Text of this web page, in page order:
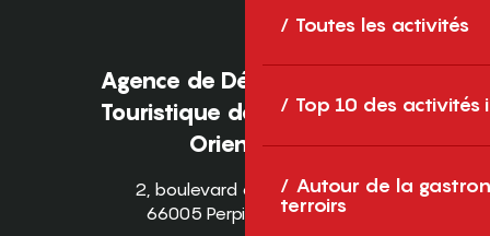
Toutes les activités
Top 10 des activités
Autour de la
terroirs
Agence de Développement
Touristique des Pyrénées-
Orientales
2, boulevard des Pyrénées
66005 Perpignan Cedex